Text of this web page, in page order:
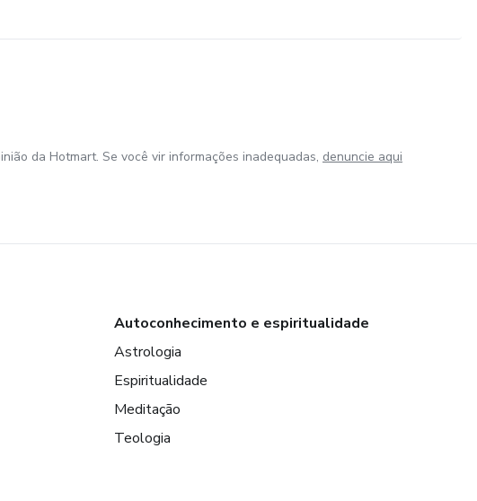
da Hotmart. Se você vir informações inadequadas, denuncie aqui
Autoconhecimento e espiritualidade
Astrologia
Espiritualidade
Meditação
Teologia